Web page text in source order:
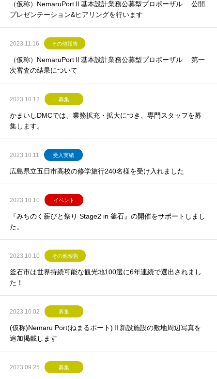
（仮称）NemaruPortⅡ基本設計業務公募型プロポーザル 公開
プレゼンテーション&ヒアリングを行います
2023.11.16 その他報告
（仮称）NemaruPortⅡ基本設計業務公募型プロポーザル 第一
次審査の結果について
2023.10.12 募集
かまいしDMCでは、業務拡充・拡大につき、専門スタッフを募
集します。
2023.10.11 受入実績
広島県立五日市高校の修学旅行240名様を受け入れました
2023.10.10 イベント
『みちのく薪びと祭り Stage2 in 釜石』の開催をサポートしまし
た。
2023.10.10 その他報告
釜石市は世界持続可能な観光地100選に6年連続で選出されまし
た！
2023.10.02 募集
(仮称)Nemaru Port(ねまるポート)Ⅱ新設施設の敷地周辺写真を
追加掲載します
2023.09.25 募集